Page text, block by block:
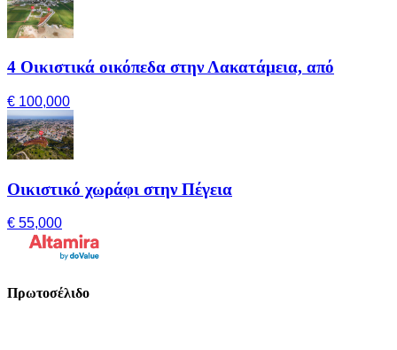
4 Οικιστικά οικόπεδα στην Λακατάμεια, από
€ 100,000
Οικιστικό χωράφι στην Πέγεια
€ 55,000
Πρωτοσέλιδο